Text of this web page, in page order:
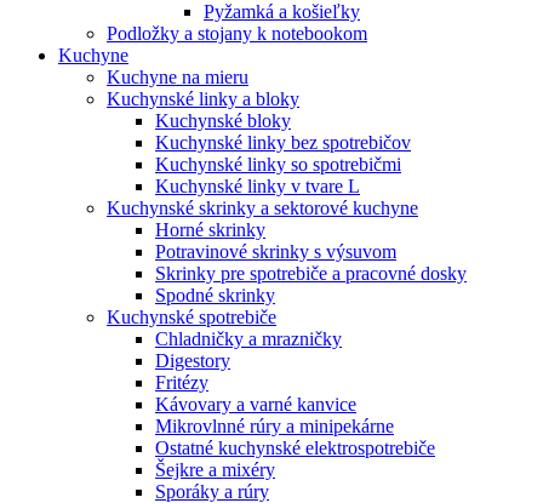
Pyžamká a košieľky
Podložky a stojany k notebookom
Kuchyne
Kuchyne na mieru
Kuchynské linky a bloky
Kuchynské bloky
Kuchynské linky bez spotrebičov
Kuchynské linky so spotrebičmi
Kuchynské linky v tvare L
Kuchynské skrinky a sektorové kuchyne
Horné skrinky
Potravinové skrinky s výsuvom
Skrinky pre spotrebiče a pracovné dosky
Spodné skrinky
Kuchynské spotrebiče
Chladničky a mrazničky
Digestory
Fritézy
Kávovary a varné kanvice
Mikrovlnné rúry a minipekárne
Ostatné kuchynské elektrospotrebiče
Šejkre a mixéry
Sporáky a rúry